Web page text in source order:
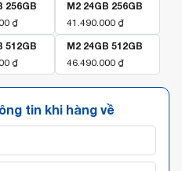
256GB
₫
M2 24GB 256GB
41.490.000 ₫
512GB
₫
M2 24GB 512GB
46.490.000 ₫
tin khi hàng về